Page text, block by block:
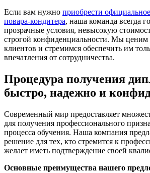
Если вам нужно приобрести
повара-кондитера, наша команда всегда
прозрачные условия, невысокую
строгой конфиденциальности. Мы
клиентов и стремимся обеспечить им
впечатления от сотрудничества.
Процедура получения
быстро, надежно и
Современный мир предоставляет
для получения профессионального
процесса обучения. Наша компания
решение для тех, кто стремится к
желает иметь подтверждение своей
Основные преимущества нашего